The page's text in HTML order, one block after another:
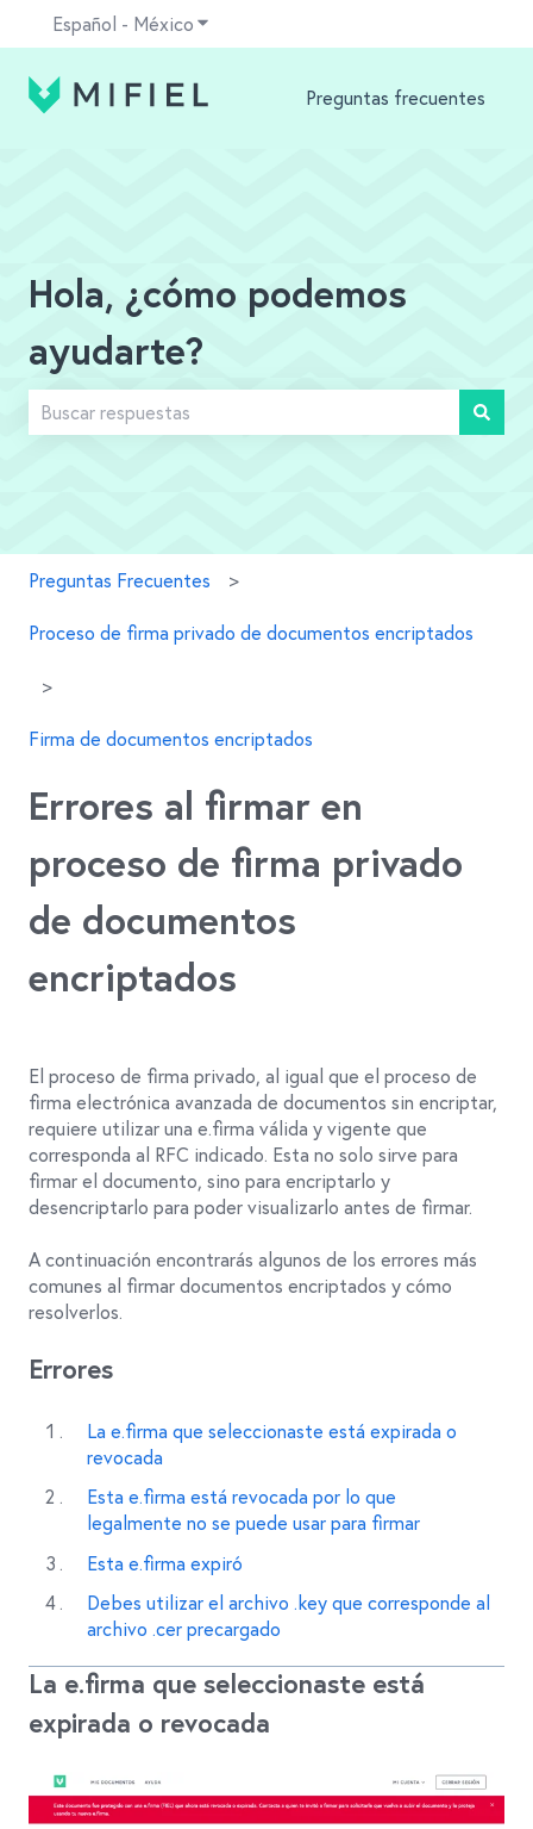
Español - México Traducciones de Mostrar submenú para
Preguntas frecuentes
Hola, ¿cómo podemos
ayudarte?
Preguntas Frecuentes
Proceso de firma privado de documentos encriptados
Firma de documentos encriptados
Errores al firmar en
proceso de firma privado
de documentos
encriptados
El proceso de firma privado, al igual que el proceso de
firma electrónica avanzada de documentos sin encriptar,
requiere utilizar una e.firma válida y vigente que
corresponda al RFC indicado. Esta no solo sirve para
firmar el documento, sino para encriptarlo y
desencriptarlo para poder visualizarlo antes de firmar.
A continuación encontrarás algunos de los errores más
comunes al firmar documentos encriptados y cómo
resolverlos.
Errores
La e.firma que seleccionaste está expirada o
revocada
Esta e.firma está revocada por lo que
legalmente no se puede usar para firmar
Esta e.firma expiró
Debes utilizar el archivo .key que corresponde al
archivo .cer precargado
La e.firma que seleccionaste está
expirada o revocada